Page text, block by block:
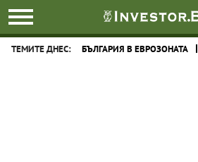
ТЕМИТЕ ДНЕС: БЪЛГАРИЯ В ЕВРОЗОНАТА